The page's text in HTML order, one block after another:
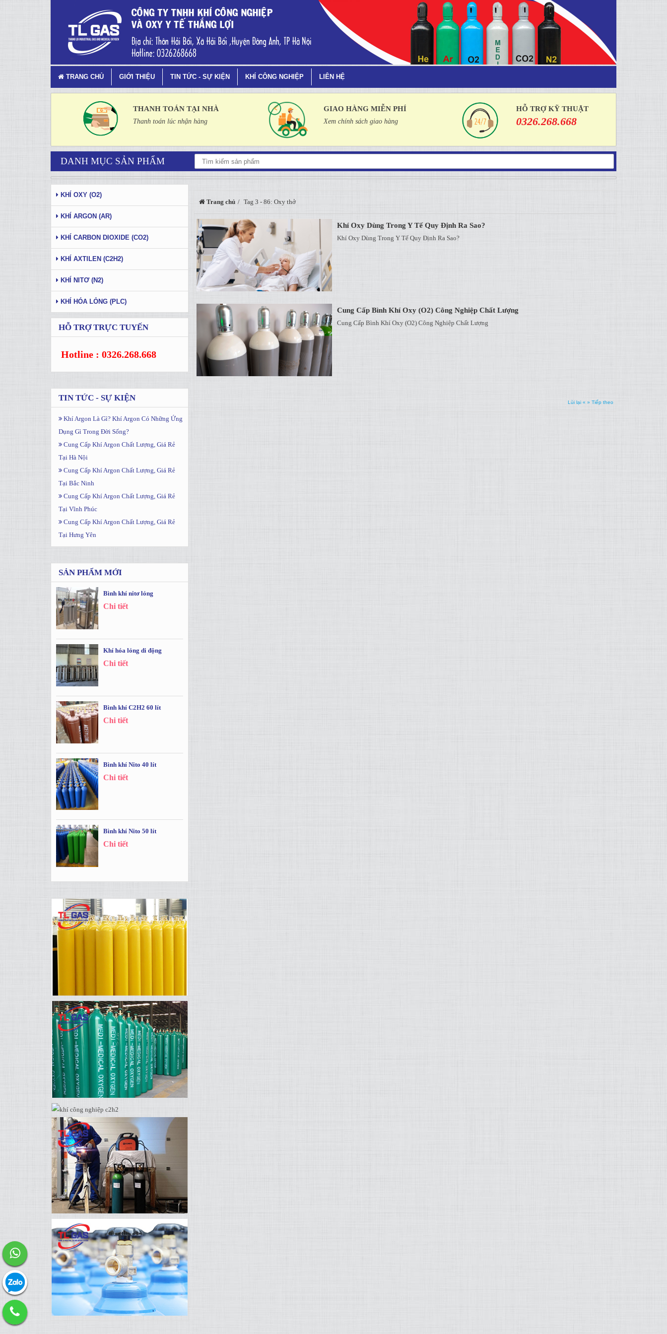
Tag 3 - 86: Oxy thở
TRANG CHỦ GIỚI THIỆU TIN TỨC - SỰ KIỆN KHÍ CÔNG NGHIỆP LIÊN HỆ
THANH TOÁN TẠI NHÀ
Thanh toán lúc nhận hàng
GIAO HÀNG MIỄN PHÍ
Xem chính sách giao hàng
HỖ TRỢ KỸ THUẬT
0326.268.668
DANH MỤC SẢN PHẨM
Trang chủ Tag 3 - 86: Oxy thở
Khí Oxy Dùng Trong Y Tế Quy Định Ra Sao?
Khí Oxy Dùng Trong Y Tế Quy Định Ra Sao?
Cung Cấp Bình Khí Oxy (O2) Công Nghiệp Chất Lượng
Cung Cấp Bình Khí Oxy (O2) Công Nghiệp Chất Lượng
Lùi lại « » Tiếp theo
KHÍ OXY (O2)
KHÍ ARGON (AR)
KHÍ CARBON DIOXIDE (CO2)
KHÍ AXTILEN (C2H2)
KHÍ NITƠ (N2)
KHÍ HÓA LỎNG (PLC)
HỖ TRỢ TRỰC TUYẾN
Hotline : 0326.268.668
TIN TỨC - SỰ KIỆN
Khí Argon Là Gì? Khí Argon Có Những Ứng
Dụng Gì Trong Đời Sống?
Cung Cấp Khí Argon Chất Lượng, Giá Rẻ
Tại Hà Nội
Cung Cấp Khí Argon Chất Lượng, Giá Rẻ
Tại Bắc Ninh
Cung Cấp Khí Argon Chất Lượng, Giá Rẻ
Tại Vĩnh Phúc
Cung Cấp Khí Argon Chất Lượng, Giá Rẻ
Tại Hưng Yên
SẢN PHẨM MỚI
Bình khí nitơ lỏng
Chi tiết
Khí hóa lỏng di động
Chi tiết
Bình khí C2H2 60 lít
Chi tiết
Bình khí Nito 40 lít
Chi tiết
Bình khí Nito 50 lít
Chi tiết